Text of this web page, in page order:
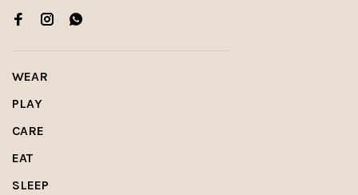
WEAR
PLAY
CARE
EAT
SLEEP